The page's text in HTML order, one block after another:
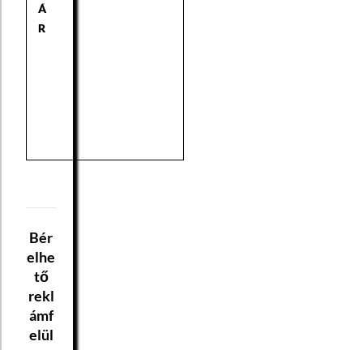
Á
R
Bér
elhe
tő
rekl
ámf
elül